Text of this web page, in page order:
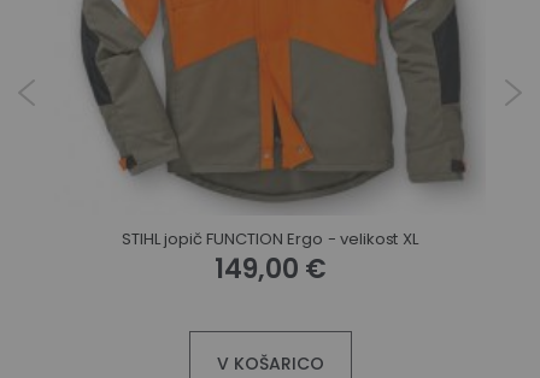
STIHL jopič FUNCTION Ergo - velikost XL
149,00 €
V KOŠARICO